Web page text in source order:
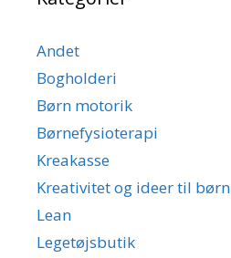
Andet
Bogholderi
Børn motorik
Børnefysioterapi
Kreakasse
Kreativitet og ideer til børn
Lean
Legetøjsbutik